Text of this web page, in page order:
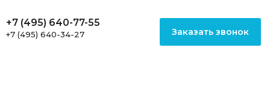
+7 (495) 640-77-55
+7 (495) 640-34-27 Заказать звонок